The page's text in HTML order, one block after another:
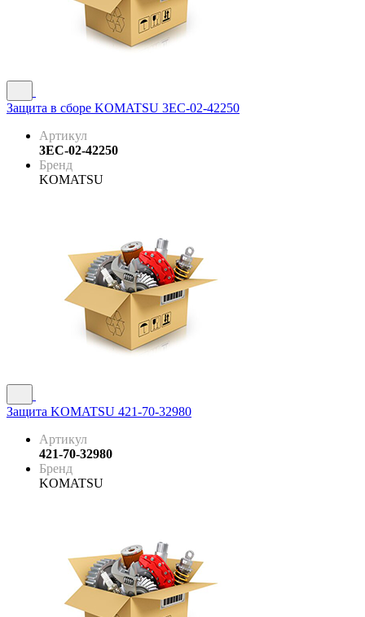
Защита в сборе KOMATSU 3EC-02-42250
Артикул
3EC-02-42250
Бренд
KOMATSU
Защита KOMATSU 421-70-32980
Артикул
421-70-32980
Бренд
KOMATSU